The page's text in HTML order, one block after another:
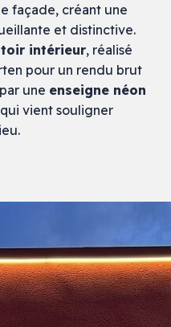
façade, créant une
et distinctive.
intérieur, réalisé
pour un rendu brut
une enseigne néon
vient souligner